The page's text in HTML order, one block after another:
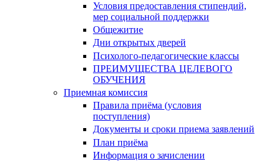
Условия предоставления стипендий,
мер социальной поддержки
Общежитие
Дни открытых дверей
Психолого-педагогические классы
ПРЕИМУЩЕСТВА ЦЕЛЕВОГО
ОБУЧЕНИЯ
Приемная комиссия
Правила приёма (условия
поступления)
Документы и сроки приема заявлений
План приёма
Информация о зачислении